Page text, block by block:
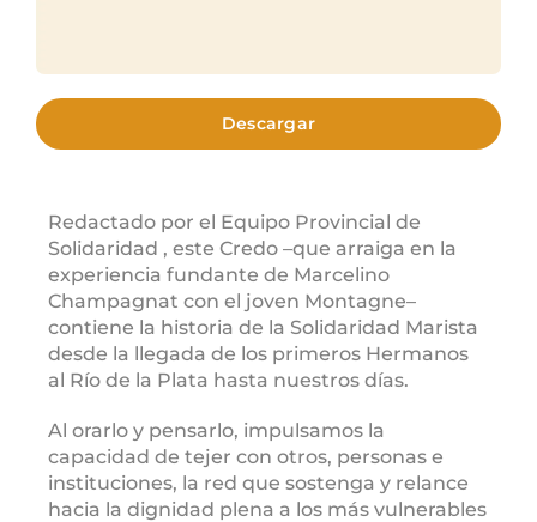
Redactado por el Equipo Provincial de
Solidaridad , este Credo –que arraiga en la
experiencia fundante de Marcelino
Champagnat con el joven Montagne–
contiene la historia de la Solidaridad Marista
desde la llegada de los primeros Hermanos
al Río de la Plata hasta nuestros días.
Al orarlo y pensarlo, impulsamos la
capacidad de tejer con otros, personas e
instituciones, la red que sostenga y relance
hacia la dignidad plena a los más vulnerables
Descargar